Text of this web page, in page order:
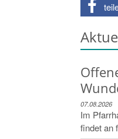
07.08.2026
Im
findet an